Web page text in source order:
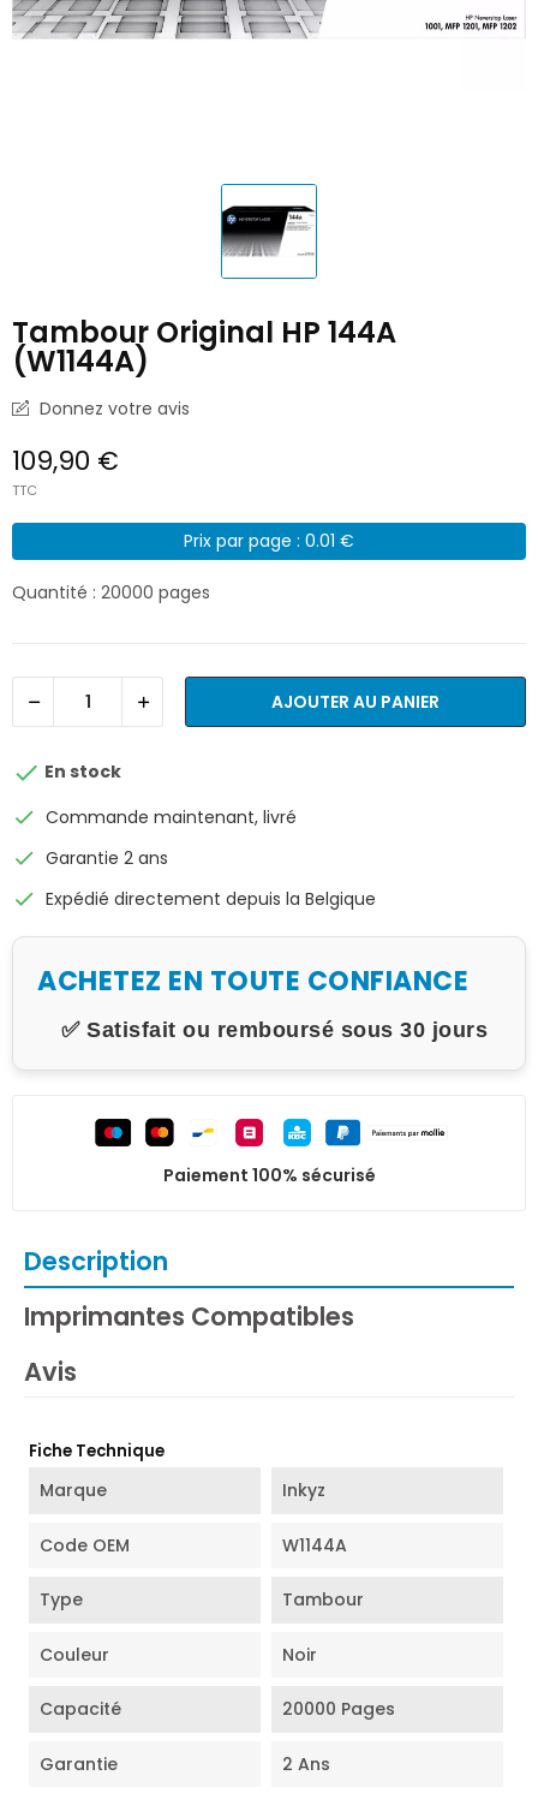
Tambour Original HP 144A
(W1144A)
Donnez votre avis
109,90 €
TTC
Prix par page : 0.01 €
Quantité : 20000 pages
AJOUTER AU PANIER
 En stock
check Commande maintenant, livré
check Garantie 2 ans
check Expédié directement depuis la Belgique
ACHETEZ EN TOUTE CONFIANCE
✅ Satisfait ou remboursé sous 30 jours
Paiement 100% sécurisé
Description
Imprimantes Compatibles
Avis
Fiche Technique
Marque Inkyz
Code OEM W1144A
Type Tambour
Couleur Noir
Capacité 20000 Pages
Garantie 2 Ans